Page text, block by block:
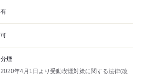
有
可
分煙
2020年4月1日より受動喫煙対策に関する法律(改